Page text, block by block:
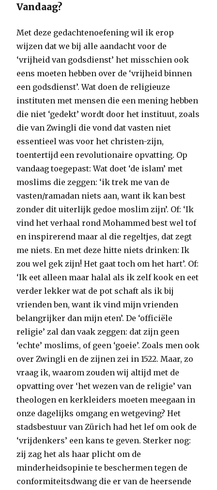
Vandaag?
Met deze gedachtenoefening wil ik erop
wijzen dat we bij alle aandacht voor de
‘vrijheid van godsdienst’ het misschien ook
eens moeten hebben over de ‘vrijheid binnen
een godsdienst’. Wat doen de religieuze
instituten met mensen die een mening hebben
die niet ‘gedekt’ wordt door het instituut, zoals
die van Zwingli die vond dat vasten niet
essentieel was voor het christen-zijn,
toentertijd een revolutionaire opvatting. Op
vandaag toegepast: Wat doet ‘de islam’ met
moslims die zeggen: ‘ik trek me van de
vasten/ramadan niets aan, want ik kan best
zonder dit uiterlijk gedoe moslim zijn’. Of: ‘Ik
vind het verhaal rond Mohammed best wel tof
en inspirerend maar al die regeltjes, dat zegt
me niets. En met deze hitte niets drinken: Ik
zou wel gek zijn! Het gaat toch om het hart’. Of:
‘Ik eet alleen maar halal als ik zelf kook en eet
verder lekker wat de pot schaft als ik bij
vrienden ben, want ik vind mijn vrienden
belangrijker dan mijn eten’. De ‘officiële
religie’ zal dan vaak zeggen: dat zijn geen
‘echte’ moslims, of geen ‘goeie’. Zoals men ook
over Zwingli en de zijnen zei in 1522. Maar, zo
vraag ik, waarom zouden wij altijd met de
opvatting over ‘het wezen van de religie’ van
theologen en kerkleiders moeten meegaan in
onze dagelijks omgang en wetgeving? Het
stadsbestuur van Zürich had het lef om ook de
‘vrijdenkers’ een kans te geven. Sterker nog:
zij zag het als haar plicht om de
minderheidsopinie te beschermen tegen de
conformiteitsdwang die er van de heersende